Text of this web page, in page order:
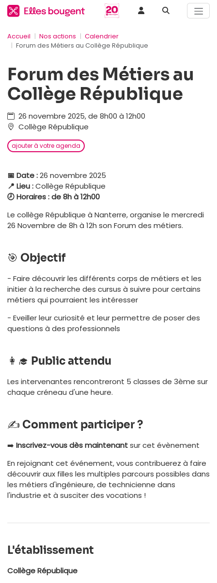
Accueil Nos actions
Calendrier
Forum des Métiers au Collège République
Forum des Métiers au
Collège République
26 novembre 2025, de 8h00 à 12h00
Collège République
ajouter à votre agenda
📅 Date :26 novembre 2025
📍 Lieu :Collège République
🕗 Horaires :de 8h à 12h00
Le collège République à Nanterre, organise le mercredi
26 Novembre de 8h à 12h son Forum des métiers.
🎯 Objectif
- Faire découvrir les différents corps de métiers et les
initier à la recherche des cursus à suivre pour certains
métiers qui pourraient les intéresser
- Eveiller leur curiosité et leur permettre de poser des
questions à des professionnels
👩‍🎓 Public attendu
Les intervenantes rencontreront 5 classes de 3ème sur
chaque créneau d'une heure.
✍️ Comment participer ?
➡️ Inscrivez-vous dès maintenantsur cet évènement
En rejoignant cet événement, vous contribuerez à faire
découvrir aux filles les multiples parcours possibles dans
les métiers d'ingénieure, de technicienne dans
l'industrie et à susciter des vocations !
L'établissement
Collège République